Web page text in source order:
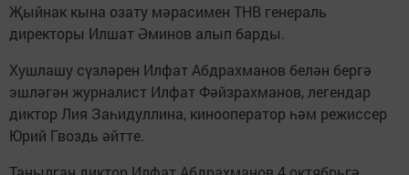
Җыйнак кына озату мәрасимен ТНВ генераль
директоры Илшат Әминов алып барды.
Хушлашу сүзләрен Илфат Абдрахманов белән бергә
эшләгән журналист Илфат Фәйзрахманов, легендар
диктор Лия Заһидуллина, кинооператор һәм режиссер
Юрий Гвоздь әйтте.